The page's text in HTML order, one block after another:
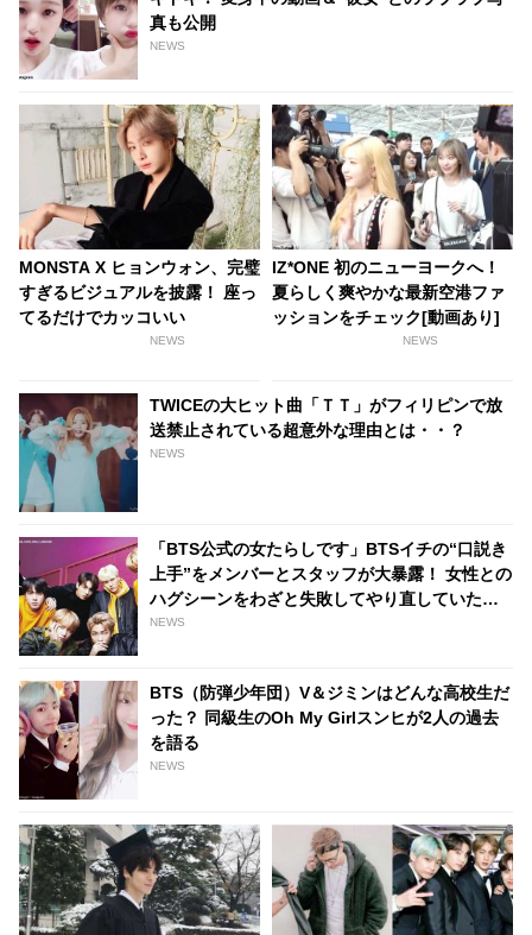
真も公開
NEWS
MONSTA X ヒョンウォン、完璧
すぎるビジュアルを披露！ 座っ
てるだけでカッコいい
NEWS
IZ*ONE 初のニューヨークへ！
夏らしく爽やかな最新空港ファ
ッションをチェック[動画あり]
NEWS
TWICEの大ヒット曲「ＴＴ」がフィリピンで放
送禁止されている超意外な理由とは・・？
NEWS
「BTS公式の女たらしです」BTSイチの“口説き
上手”をメンバーとスタッフが大暴露！ 女性との
ハグシーンをわざと失敗してやり直していたと
バラされるメンバーも！ 爆弾発言のオンパレー
NEWS
BTS（防弾少年団）V＆ジミンはどんな高校生だ
った？ 同級生のOh My Girlスンヒが2人の過去
を語る
NEWS